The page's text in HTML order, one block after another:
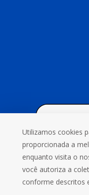
Utilizamos cookies
proporcionada a
enquanto visita o
você autoriza a
conforme descritos